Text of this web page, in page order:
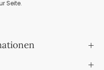
Seite.